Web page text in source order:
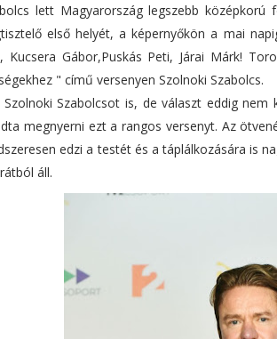
lett Magyarország legszebb
első helyét, a képernyőkön a mai
Gábor,Puskás Peti, Járai Márk!
" című versenyen Szolnoki Szabolcs.
Szolnoki Szabolcsot is, de választ eddig
megnyerni ezt a rangos versenyt. Az
edzi a testét és a táplálkozására is
áll.